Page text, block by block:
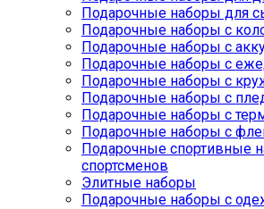
Подарочные наборы для
Подарочные наборы с
Подарочные наборы с
Подарочные наборы с
Подарочные наборы с
Подарочные наборы с
Подарочные наборы с
Подарочные наборы с
Подарочные спортивные
спортсменов
Элитные наборы
Подарочные наборы с